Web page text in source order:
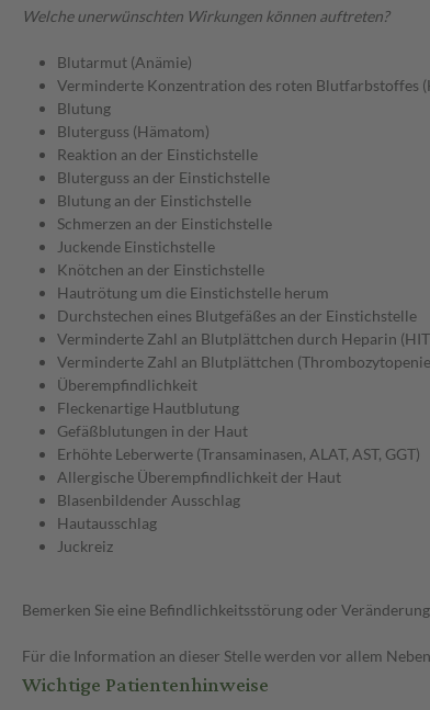
Welche unerwünschten Wirkungen können auftreten?
Blutarmut (Anämie)
Verminderte Konzentration des roten Blutfarbstoffes
Blutung
Bluterguss (Hämatom)
Reaktion an der Einstichstelle
Bluterguss an der Einstichstelle
Blutung an der Einstichstelle
Schmerzen an der Einstichstelle
Juckende Einstichstelle
Knötchen an der Einstichstelle
Hautrötung um die Einstichstelle herum
Durchstechen eines Blutgefäßes an der Einstichstelle
Verminderte Zahl an Blutplättchen durch Heparin (HIT
Verminderte Zahl an Blutplättchen
Überempfindlichkeit
Fleckenartige Hautblutung
Gefäßblutungen in der Haut
Erhöhte Leberwerte (Transaminasen, ALAT, AST, GGT)
Allergische Überempfindlichkeit der Haut
Blasenbildender Ausschlag
Hautausschlag
Juckreiz
Bemerken Sie eine Befindlichkeitsstörung oder
Für die Information an dieser Stelle werden vor allem
Wichtige Patientenhinweise